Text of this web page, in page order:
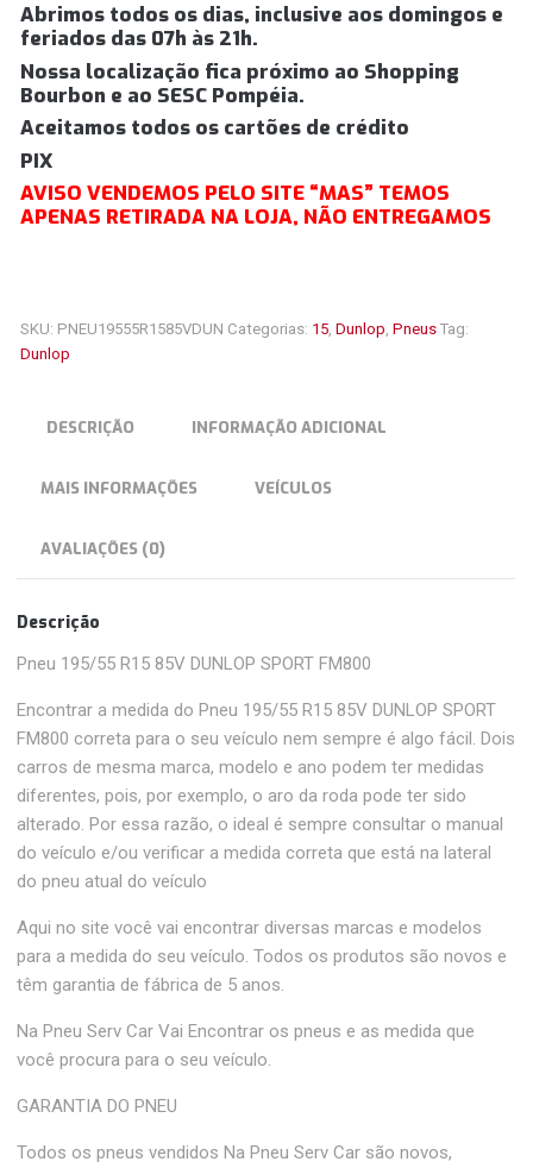
Abrimos todos os dias, inclusive aos domingos e
feriados das 07h às 21h.
Nossa localização fica próximo ao Shopping
Bourbon e ao SESC Pompéia.
Aceitamos todos os cartões de crédito
PIX
AVISO VENDEMOS PELO SITE “MAS” TEMOS
APENAS RETIRADA NA LOJA, NÃO ENTREGAMOS
SKU: PNEU19555R1585VDUN Categorias: 15, Dunlop Pneus Tag:
Dunlop
DESCRIÇÃO INFORMAÇÃO ADICIONAL
MAIS INFORMAÇÕES VEÍCULOS
AVALIAÇÕES (0)
Descrição
Pneu 195/55 R15 85V DUNLOP SPORT FM800
Encontrar a medida do Pneu 195/55 R15 85V DUNLOP SPORT
FM800 correta para o seu veículo nem sempre é algo fácil. Dois
carros de mesma marca, modelo e ano podem ter medidas
diferentes, pois, por exemplo, o aro da roda pode ter sido
alterado. Por essa razão, o ideal é sempre consultar o manual
do veículo e/ou verificar a medida correta que está na lateral
do pneu atual do veículo
Aqui no site você vai encontrar diversas marcas e modelos
para a medida do seu veículo. Todos os produtos são novos e
têm garantia de fábrica de 5 anos.
Na Pneu Serv Car Vai Encontrar os pneus e as medida que
você procura para o seu veículo.
GARANTIA DO PNEU
Todos os pneus vendidos Na Pneu Serv Car são novos,